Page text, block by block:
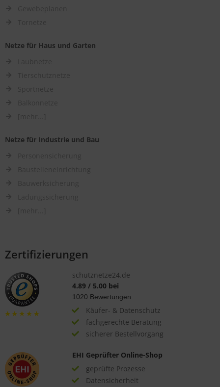
Netze für Haus und Garten
Netze für Industrie und Bau
Zertifizierungen
schutznetze24.de
4.89/ 5.00bei
1020 Bewertungen
Käufer- & Datenschutz
fachgerechte Beratung
sicherer Bestellvorgang
EHI Geprüfter Online-Shop
geprüfte Prozesse
Datensicherheit